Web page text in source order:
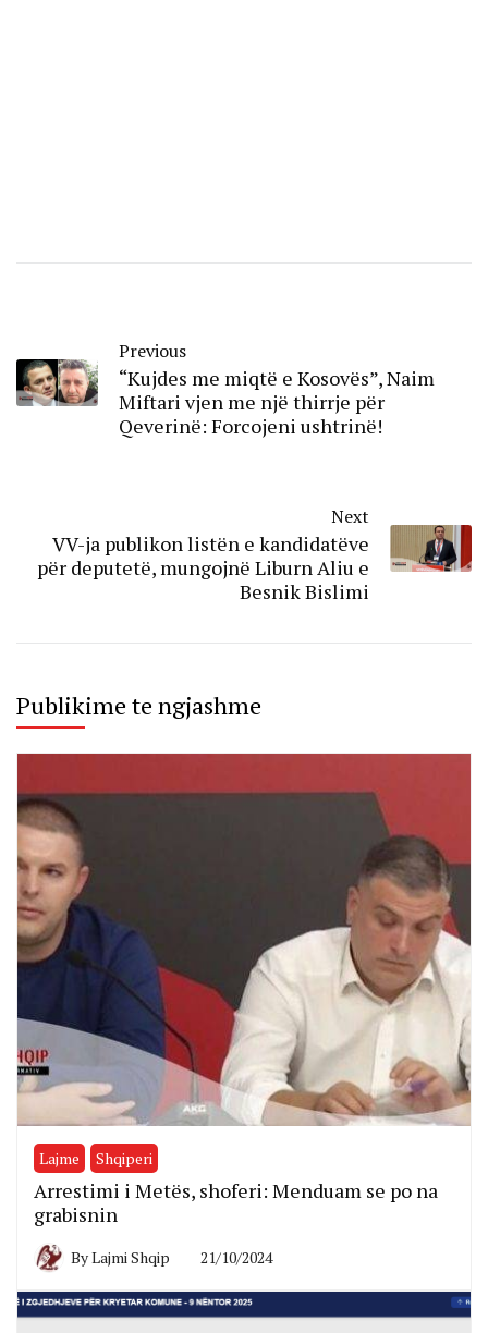
Previous
“Kujdes me miqtë e Kosovës”, Naim
Miftari vjen me një thirrje për
Qeverinë: Forcojeni ushtrinë!
Next
VV-ja publikon listën e kandidatëve
për deputetë, mungojnë Liburn Aliu e
Besnik Bislimi
Publikime te ngjashme
Lajme Shqiperi
Arrestimi i Metës, shoferi: Menduam se po na
grabisnin
ByLajmi Shqip 21/10/2024